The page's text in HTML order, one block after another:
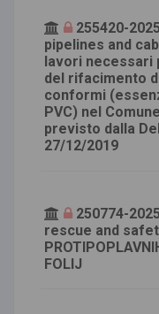
255420-
pipelines and
lavori necessari
del rifacimento
conformi
PVC) nel
previsto dalla
27/12/2019
250774-
rescue and
FOLIJ